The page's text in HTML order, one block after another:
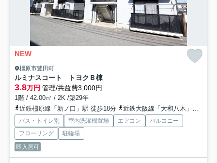
NEW
橿原市豊田町
ルミナスコート トヨクＢ棟
3.8万円 管理/共益費3,000円
1階 / 42.00㎡ / 2K /築29年
近鉄橿原線「新ノ口」駅 徒歩18分
近鉄大阪線「大和八木」駅 徒歩18分
バス・トイレ別 室内洗濯機置場 エアコン
バルコニー
フローリング
駐輪場
即入居可